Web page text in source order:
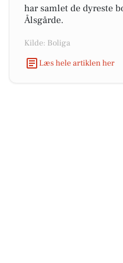
har samlet de dyreste
Ålsgårde.
Kilde: Boliga
Læs hele artiklen her